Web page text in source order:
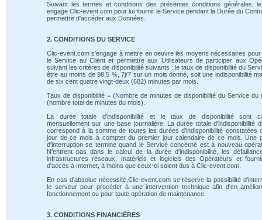
Suivant les termes et conditions des présentes conditions générales,
engage Clic-event.com pour lui fournir le Service pendant la Durée du
permettre d'accéder aux Données.
2. CONDITIONS DU SERVICE
Clic-event.com s'engage à mettre en oeuvre les moyens nécessaires pour
le Service au Client et permettre aux Utilisateurs de participer aux
suivant les critères de disponibilité suivants : le taux de disponibilité du
être au moins de 98,5 %, 7j/7 sur un mois donné, soit une indisponibilité
de six cent quatre vingt-deux (682) minutes par mois.
Taux de disponibilité = (Nombre de minutes de disponibilité du Service du
(nombre total de minutes du mois).
La durée totale d'indisponibilité et le taux de disponibilité sont
mensuellement sur une base journalière. La durée totale d'indisponibilité
correspond à la somme de toutes les durées d'indisponibilité constatées
jour de ce mois à compter du premier jour calendaire de ce mois. Une
d'interruption se termine quand le Service concerné est à nouveau
N'entrent pas dans le calcul de la durée d'indisponibilité, les
infrastructures réseaux, matériels et logiciels des Opérateurs et
d'accès à Internet, à moins que ceux-ci soient dus à Clic-event.com.
En cas d'absolue nécessité,Clic-event.com se réserve la possibilité
le serveur pour procéder à une intervention technique afin d'en
fonctionnement ou pour toute opération de maintenance.
3. CONDITIONS FINANCIÈRES